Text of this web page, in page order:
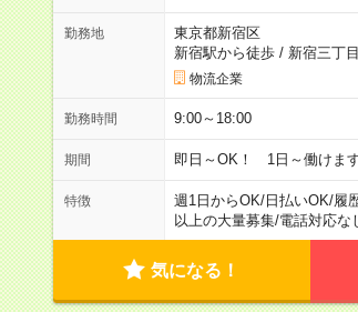
勤務地
東京都新宿区
新宿駅から徒歩/ 新宿三丁
物流企業
勤務時間 9:00～18:00
期間 即日～OK！ 1日～働けます
特徴 週1日からOK/日払いOK/履
以上の大量募集/電話対応な
気になる！